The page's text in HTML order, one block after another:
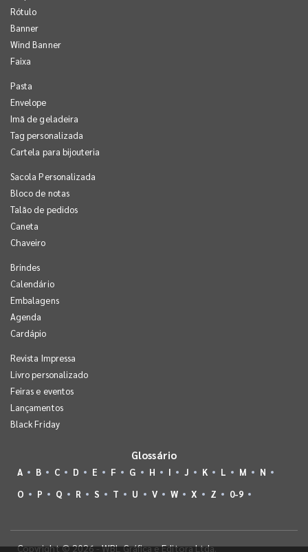
Rótulo
Banner
Wind Banner
Faixa
Pasta
Envelope
Imã de geladeira
Tag personalizada
Cartela para bijouteria
Sacola Personalizada
Bloco de notas
Talão de pedidos
Caneta
Chaveiro
Brindes
Calendário
Embalagens
Agenda
Cardápio
Revista Impressa
Livro personalizado
Feiras e eventos
Lançamentos
Black Friday
Glossário
A B C D E F G H I J K L M
N
O
P Q R S T U V W X Z 0-9
Copyright © 2026 - WBL Gráfica e Editora Ltda.